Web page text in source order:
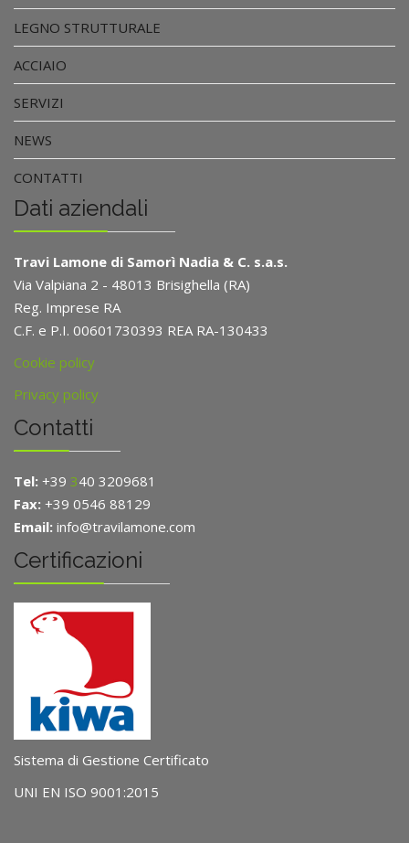
LEGNO STRUTTURALE
ACCIAIO
SERVIZI
NEWS
CONTATTI
Dati aziendali
Travi Lamone di Samorì Nadia & C. s.a.s.
Via Valpiana 2 - 48013 Brisighella (RA)
Reg. Imprese RA
C.F. e P.I. 00601730393 REA RA-130433
Cookie policy
Privacy policy
Contatti
Tel: +39 340 3209681
Fax: +39 0546 88129
Email: info@travilamone.com
Certificazioni
Sistema di Gestione Certificato
UNI EN ISO 9001:2015